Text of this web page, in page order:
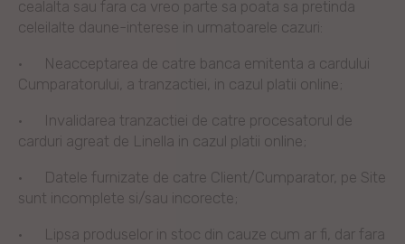
cealalta sau fara ca vreo parte sa poata sa pretinda
celeilalte daune-interese in urmatoarele cazuri:
· Neacceptarea de catre banca emitenta a cardului
Cumparatorului, a tranzactiei, in cazul platii online;
· Invalidarea tranzactiei de catre procesatorul de
carduri agreat de Linella in cazul platii online;
· Datele furnizate de catre Client/Cumparator, pe Site
sunt incomplete si/sau incorecte;
· Lipsa produselor in stoc din cauze cum ar fi, dar fara